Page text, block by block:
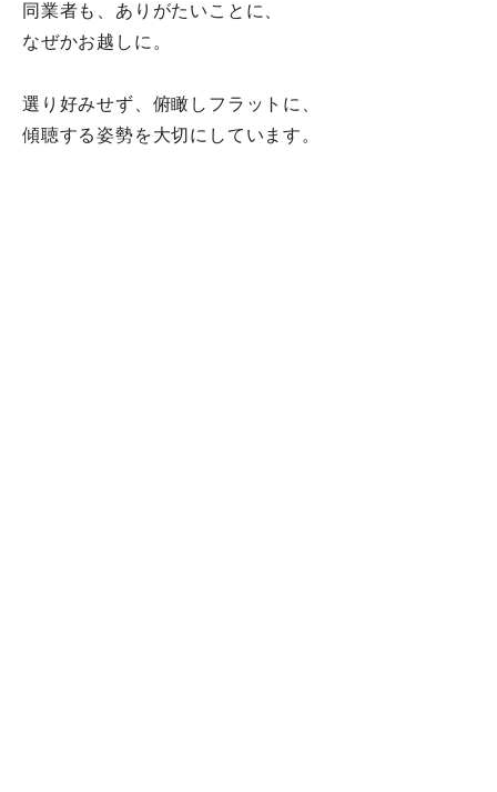
同業者も、ありがたいことに、
なぜかお越しに。
選り好みせず、俯瞰しフラットに、
傾聴する姿勢を大切にしています。